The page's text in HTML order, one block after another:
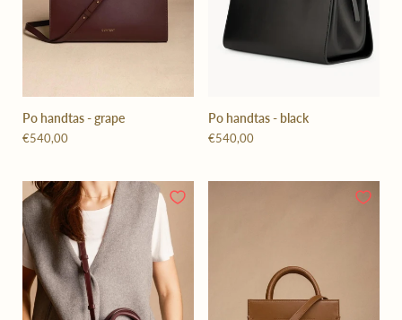
Po handtas - grape
€540,00
Po handtas - black
€540,00